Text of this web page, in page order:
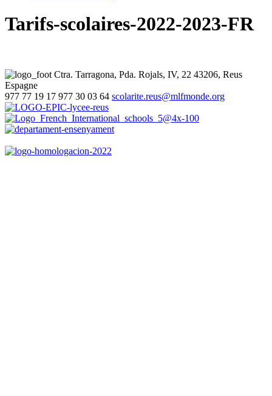
Tarifs-scolaires-2022-2023-FR
Ctra. Tarragona, Pda. Rojals, IV, 22 43206, Reus
Espagne
977 77 19 17 977 30 03 64 scolarite.reus@mlfmonde.org